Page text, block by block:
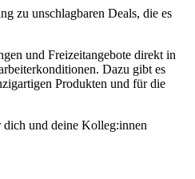
zu unschlagbaren Deals, die es
und Freizeitangebote direkt in
Dazu gibt es
Produkten und für die
und deine Kolleg:innen